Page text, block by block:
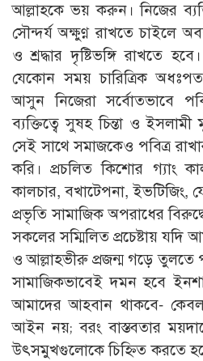
আল্লাহকে ভয় করুন। নিজের
সৌন্দর্য অক্ষুণ্ণ রাখতে চাইলে
ও শ্রদ্ধার দৃষ্টিভঙ্গি রাখতে
যেকোন সময় চারিত্রিক
আসুন নিজেরা সর্বোতভাবে
ব্যক্তিত্বে সুষহ চিন্তা ও
সেই সাথে সমাজকেও পবিত্র রাখার
করি। প্রচলিত কিশোর গ্যাং
কালচার, বখাটেপনা, ইভটিজিং,
প্রভৃতি সামাজিক অপরাধের
সকলের সম্মিলিত প্রচেষ্টায় যদি
ও আল্লাহভীরু প্রজন্ম গড়ে তুলতে
সামাজিকভাবেই দমন হবে
আমাদের আহবান থাকবে- কেবল
আইন নয়; বরং বাস্তবতার
উৎসমুখগুলোকে চিহ্নিত করতে